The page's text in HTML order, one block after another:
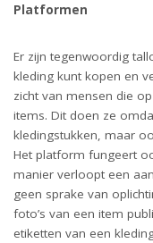
Platformen
Er zijn tegenwoordig
kleding kunt kopen en
zicht van mensen die
items. Dit doen ze
kledingstukken, maar
Het platform fungeert
manier verloopt een
geen sprake van
foto’s van een item
etiketten van een